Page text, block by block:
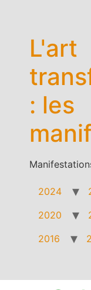
L'art
: les
2024
2020
2016